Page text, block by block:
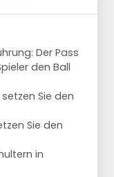
Der Pass
den Ball
Sie den
Sie den
in